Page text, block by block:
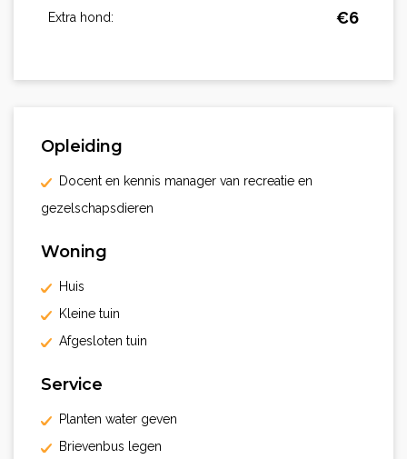
Extra hond: €6
Opleiding
Docent en kennis manager van recreatie en
gezelschapsdieren
Woning
Huis
Kleine tuin
Afgesloten tuin
Service
Planten water geven
Brievenbus legen